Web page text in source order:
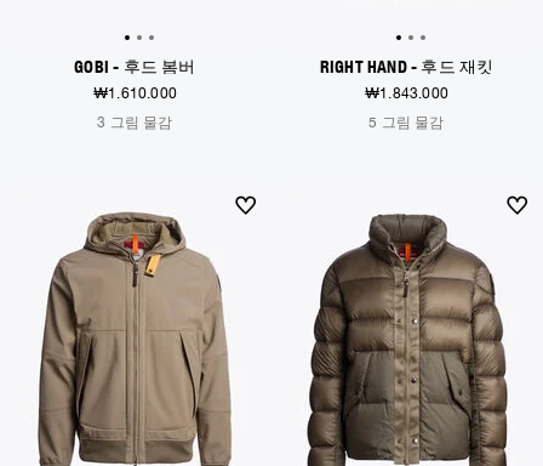
Kristin Eriksson
Hege Giske
GOBI - 후드 봄버
₩1.610.000
3 그림 물감
RIGHT HAND - 후드 재킷
₩1.843.000
5 그림 물감
NEW ARRIVALS NEW ARRIVALS